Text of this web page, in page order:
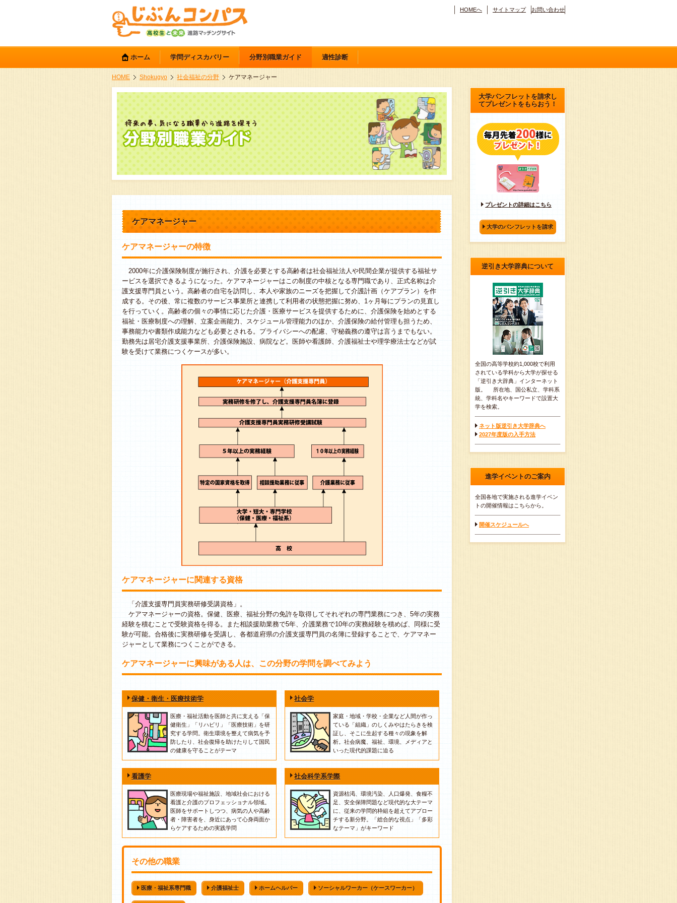
HOMEへ サイトマップ お問い合わせ
ホーム 学問ディスカバリー 分野別職業ガイド 適性診断
HOME Shokugyo 社会福祉の分野 ケアマネージャー
ケアマネージャー
ケアマネージャーの特徴
2000年に介護保険制度が施行され、介護を必要とする高齢者は社会福祉法人や民間企業が提供する福祉サ
ービスを選択できるようになった。ケアマネージャーはこの制度の中核となる専門職であり、正式名称は介
護支援専門員という。高齢者の自宅を訪問し、本人や家族のニーズを把握して介護計画（ケアプラン）を作
成する。その後、常に複数のサービス事業所と連携して利用者の状態把握に努め、1ヶ月毎にプランの見直し
を行っていく。高齢者の個々の事情に応じた介護・医療サービスを提供するために、介護保険を始めとする
福祉・医療制度への理解、立案企画能力、スケジュール管理能力のほか、介護保険の給付管理も担うため、
事務能力や書類作成能力なども必要とされる。プライバシーへの配慮、守秘義務の遵守は言うまでもない。
勤務先は居宅介護支援事業所、介護保険施設、病院など。医師や看護師、介護福祉士や理学療法士などが試
験を受けて業務につくケースが多い。
ケアマネージャーに関連する資格
「介護支援専門員実務研修受講資格」。
ケアマネージャーの資格。保健、医療、福祉分野の免許を取得してそれぞれの専門業務につき、5年の実務
経験を積むことで受験資格を得る。また相談援助業務で5年、介護業務で10年の実務経験を積めば、同様に受
験が可能。合格後に実務研修を受講し、各都道府県の介護支援専門員の名簿に登録することで、ケアマネー
ジャーとして業務につくことができる。
ケアマネージャーに興味がある人は、この分野の学問を調べてみよう
保健・衛生・医療技術学
医療・福祉活動を医師と共に支える「保
健衛生」「リハビリ」「医療技術」を研
究する学問。衛生環境を整えて病気を予
防したり、社会復帰を助けたりして国民
の健康を守ることがテーマ
社会学
家庭・地域・学校・企業など人間が作っ
ている「組織」のしくみやはたらきを検
証し、そこに生起する種々の現象を解
析。社会病魔、福祉、環境、メディアと
いった現代的課題に迫る
看護学
医療現場や福祉施設、地域社会における
看護と介護のプロフェッショナル領域。
医師をサポートしつつ、病気の人や高齢
者・障害者を、身近にあって心身両面か
らケアするための実践学問
社会科学系学際
資源枯渇、環境汚染、人口爆発、食糧不
足、安全保障問題など現代的な大テーマ
に、従来の学問的枠組を超えてアプロー
チする新分野。「総合的な視点」「多彩
なテーマ」がキーワード
その他の職業
医療・福祉系専門職 介護福祉士 ホームヘルパー ソーシャルワーカー（ケースワーカー）
大学パンフレットを請求し
てプレゼントをもらおう！
プレゼントの詳細はこちら
大学のパンフレットを請求
逆引き大学辞典について
全国の高等学校約1,000校で利用
されている学科から大学が探せる
「逆引き大辞典」インターネット
版。 所在地、国公私立、学科系
統、学科名やキーワードで設置大
学を検索。
ネット版逆引き大学辞典へ
2027年度版の入手方法
進学イベントのご案内
全国各地で実施される進学イベン
トの開催情報はこちらから。
開催スケジュールへ